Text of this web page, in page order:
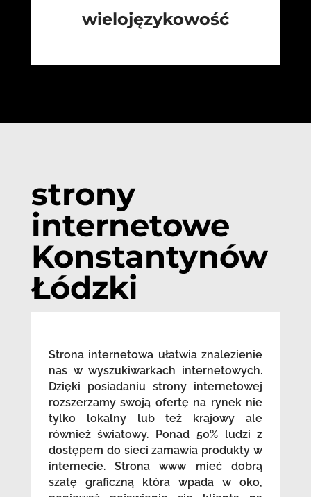
wielojęzykowość
strony
internetowe
Konstantynów
Łódzki
Strona internetowa ułatwia znalezienie
nas w wyszukiwarkach internetowych.
Dzięki posiadaniu strony internetowej
rozszerzamy swoją ofertę na rynek nie
tylko lokalny lub też krajowy ale
również światowy. Ponad 50% ludzi z
dostępem do sieci zamawia produkty w
internecie. Strona www mieć dobrą
szatę graficzną która wpada w oko,